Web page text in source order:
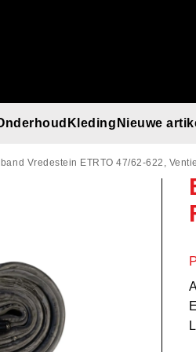
Kleding
Handschoenen
Helmen
Mutsen
Paraplu
Regenkleding
T-Shirt/Truien/
Zonnebrillen
Nieuwe
Vredestein ETRTO 47/62-622,